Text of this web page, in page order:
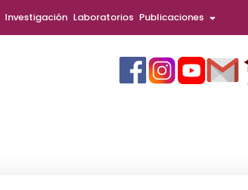
Investigación Laboratorios Publicaciones